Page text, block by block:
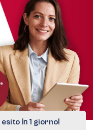
esito in 1 giorno!